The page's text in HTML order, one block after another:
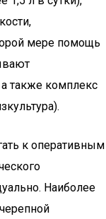
мере помощь
а также комплекс
к оперативным
Наиболее